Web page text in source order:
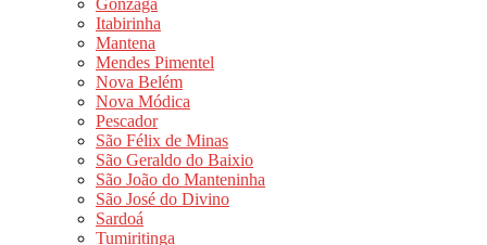
Gonzaga
Itabirinha
Mantena
Mendes Pimentel
Nova Belém
Nova Módica
Pescador
São Félix de Minas
São Geraldo do Baixio
São João do Manteninha
São José do Divino
Sardoá
Tumiritinga